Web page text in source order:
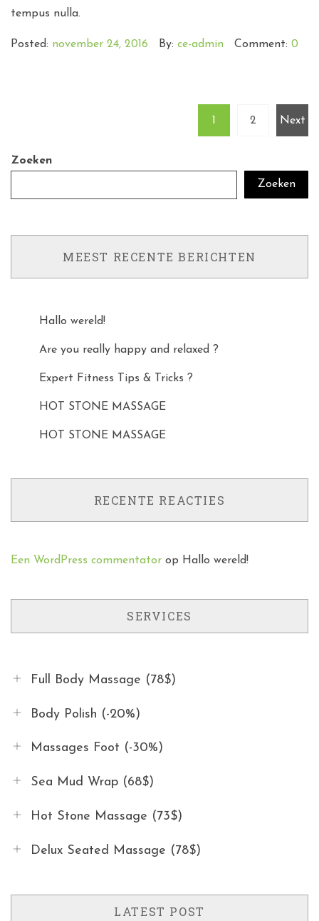
tempus nulla.
Posted: november 24, 2016 By: ce-admin Comment: 0
1 2 Next
Zoeken
Zoeken
MEEST RECENTE BERICHTEN
Hallo wereld!
Are you really happy and relaxed ?
Expert Fitness Tips & Tricks ?
HOT STONE MASSAGE
HOT STONE MASSAGE
RECENTE REACTIES
Een WordPress commentator op Hallo wereld!
SERVICES
Full Body Massage (78$)
Body Polish (-20%)
Massages Foot (-30%)
Sea Mud Wrap (68$)
Hot Stone Massage (73$)
Delux Seated Massage (78$)
LATEST POST